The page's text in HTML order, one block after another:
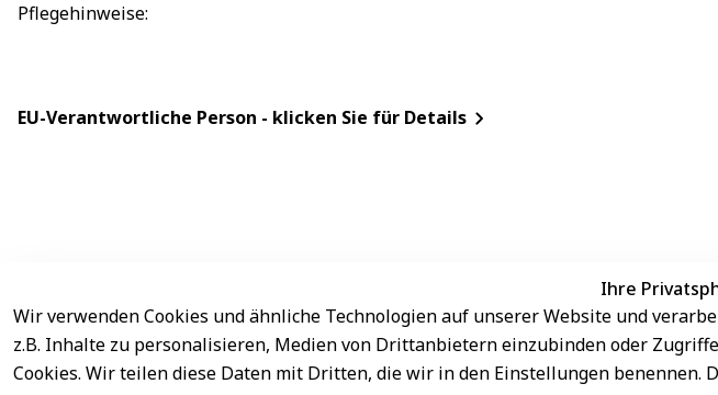
Pflegehinweise:
EU-Verantwortliche Person - klicken Sie für Details
Ihre
Wir verwenden Cookies und ähnliche Technologien auf unserer Website und
z.B. Inhalte zu personalisieren, Medien von Drittanbietern einzubinden oder
Cookies. Wir teilen diese Daten mit Dritten, die wir in den Einstellungen
Rechtliches
AGB
Service
Kontakt